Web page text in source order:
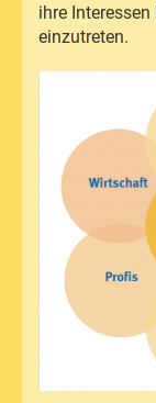
ihre
einzutreten.